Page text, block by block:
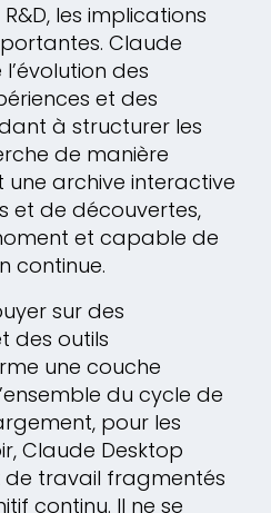
les implications
Claude
des
et des
à structurer les
de manière
une archive interactive
et de découvertes,
et capable de
continue.
sur des
des outils
une couche
du cycle de
pour les
Claude Desktop
travail fragmentés
continu. Il ne se